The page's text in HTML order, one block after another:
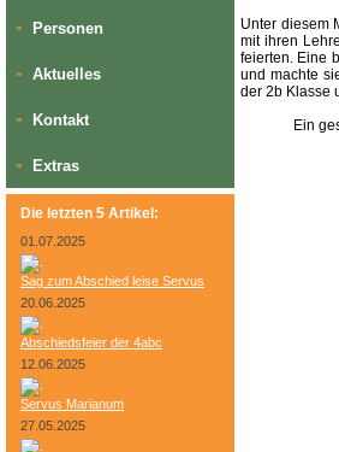
» Personen
» Aktuelles
» Kontakt
» Extras
Die letzten 5 Artikel:
01.07.2025
Sag zum Abschied leise Servus
20.06.2025
Abschiedsfeier der 4abc
12.06.2025
Servus Marianum
27.05.2025
Unter diesem
mit ihren
feierten. Eine
und machte
der 2b Klasse
Ein